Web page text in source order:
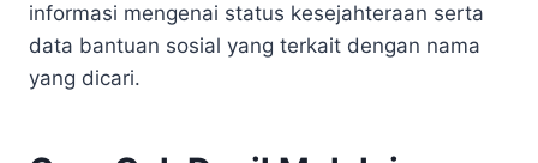
informasi mengenai status kesejahteraan serta
data bantuan sosial yang terkait dengan nama
yang dicari.